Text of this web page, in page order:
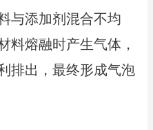
与添加剂混合不均
料熔融时产生气体，
排出，最终形成气泡